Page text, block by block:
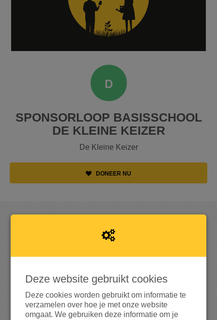
D
SPONSORLOOP BASISSCHOOL
DE KLEINE KEIZER
De Kleine Keizer
DONEER NU
OPGEHAALD
0
0% bereikt van mijn streefbedrag € 500
Deze website gebruikt cookies
Deze cookies worden gebruikt om informatie te
verzamelen over hoe je met onze website
omgaat. We gebruiken deze informatie om je